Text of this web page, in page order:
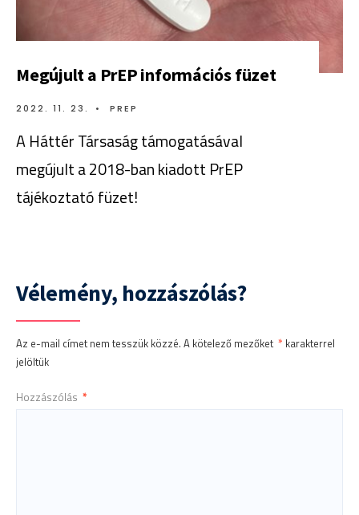
Megújult a PrEP információs füzet
2022. 11. 23. • PREP
A Háttér Társaság támogatásával
megújult a 2018-ban kiadott PrEP
tájékoztató füzet!
Vélemény, hozzászólás?
Az e-mail címet nem tesszük közzé. A kötelező mezőket * karakterrel
jelöltük
Hozzászólás *